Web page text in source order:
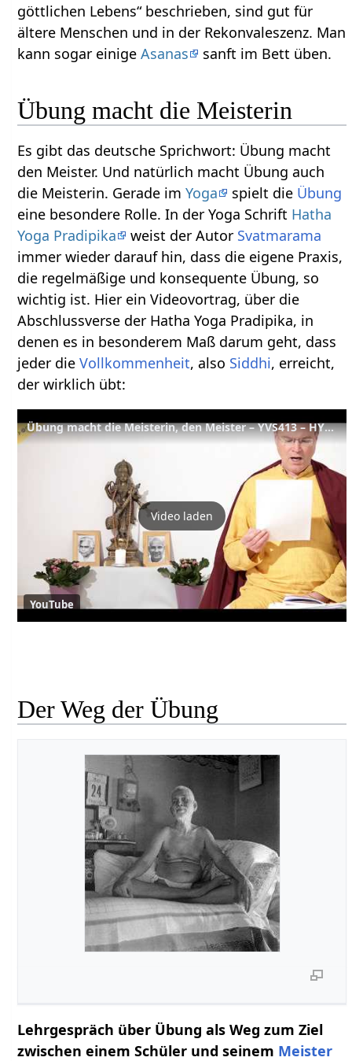
göttlichen Lebens“ beschrieben, sind gut für
ältere Menschen und in der Rekonvaleszenz. Man
kann sogar einigeAsanas sanft im Bett üben.
Übung macht die Meisterin
Es gibt das deutsche Sprichwort: Übung macht
den Meister. Und natürlich macht Übung auch
die Meisterin. Gerade imYoga spielt die Übung
eine besondere Rolle. In der Yoga Schrift Hatha
Yoga Pradipika
weist der Autor Svatmarama
immer wieder darauf hin, dass die eigene Praxis,
die regelmäßige und konsequente Übung, so
wichtig ist. Hier ein Videovortrag, über die
Abschlussverse der Hatha Yoga Pradipika, in
denen es in besonderem Maß darum geht, dass
jeder dieVollkommenheit, also Siddhi, erreicht,
der wirklich übt:
Übung macht die Meisterin, den Meister – YVS413 – HYP Kap. 1, Verse 64-67
Video laden
YouTube
Der Weg der Übung
Lehrgespräch über Übung als Weg zum Ziel
zwischen einem Schüler und seinem Meister